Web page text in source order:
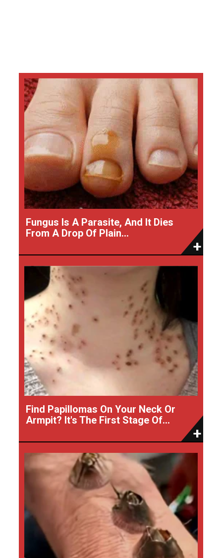
Fungus Is A Parasite, And It Dies
From A Drop Of Plain...
Find Papillomas On Your Neck Or
Armpit? It's The First Stage Of...